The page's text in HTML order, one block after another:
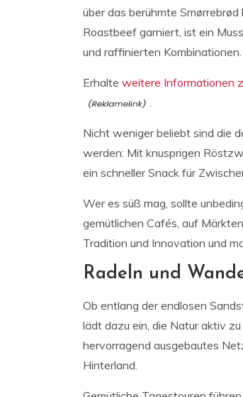
über das berühmte
Roastbeef garniert, ist ein
und raffinierten Kombinationen.
Erhalte weitere Informationen
.
Nicht weniger beliebt sind die
werden: Mit knusprigen
ein schneller Snack für
Wer es süß mag, sollte
gemütlichen Cafés, auf
Tradition und Innovation und
Radeln und
Ob entlang der endlosen
lädt dazu ein, die Natur aktiv
hervorragend ausgebautes
Hinterland.